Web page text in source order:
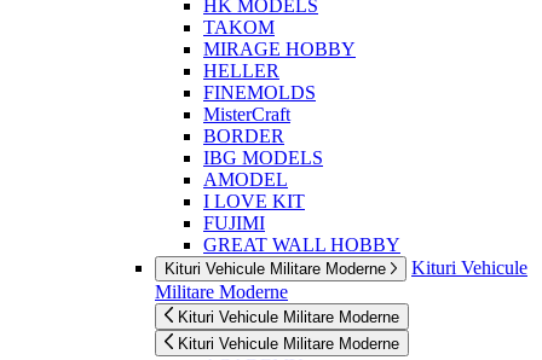
HK MODELS
TAKOM
MIRAGE HOBBY
HELLER
FINEMOLDS
MisterCraft
BORDER
IBG MODELS
AMODEL
I LOVE KIT
FUJIMI
GREAT WALL HOBBY
Kituri Vehicule Militare Moderne
Kituri Vehicule
Militare Moderne
Kituri Vehicule Militare Moderne
Kituri Vehicule Militare Moderne